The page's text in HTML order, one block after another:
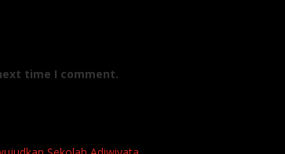
time I comment.